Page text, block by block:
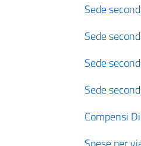
Sede
Sede
Sede
Sede
Compensi